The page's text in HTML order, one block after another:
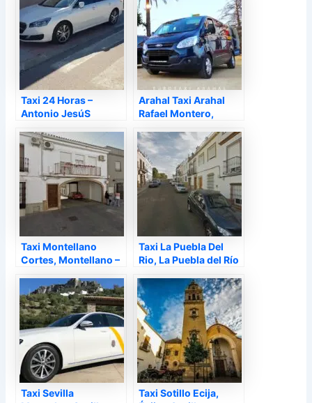
Taxi 24 Horas –
Antonio JesúS
Roda De AndalucíA,
La Roda de Andalucía
– Sevilla
Arahal Taxi Arahal
Rafael Montero,
Taxi Montellano
Cortes, Montellano –
Taxi La Puebla Del
Rio, La Puebla del Río
Taxi Sevilla
Taxi Sotillo Ecija,